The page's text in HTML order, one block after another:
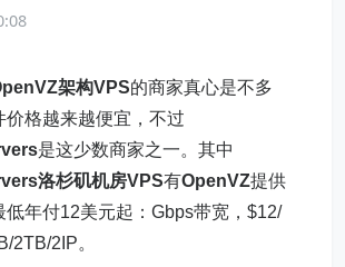
架构VPS的商家真心是不多
价格越来越便宜，不过
是这少数商家之一。其中
洛杉矶机房VPS有OpenVZ提供
低年付12美元起：Gbps带宽，$12/
2TB/2IP。